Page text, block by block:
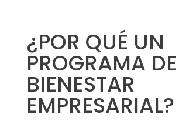
¿POR QUÉ UN
PROGRAMA DE
BIENESTAR
EMPRESARIAL?